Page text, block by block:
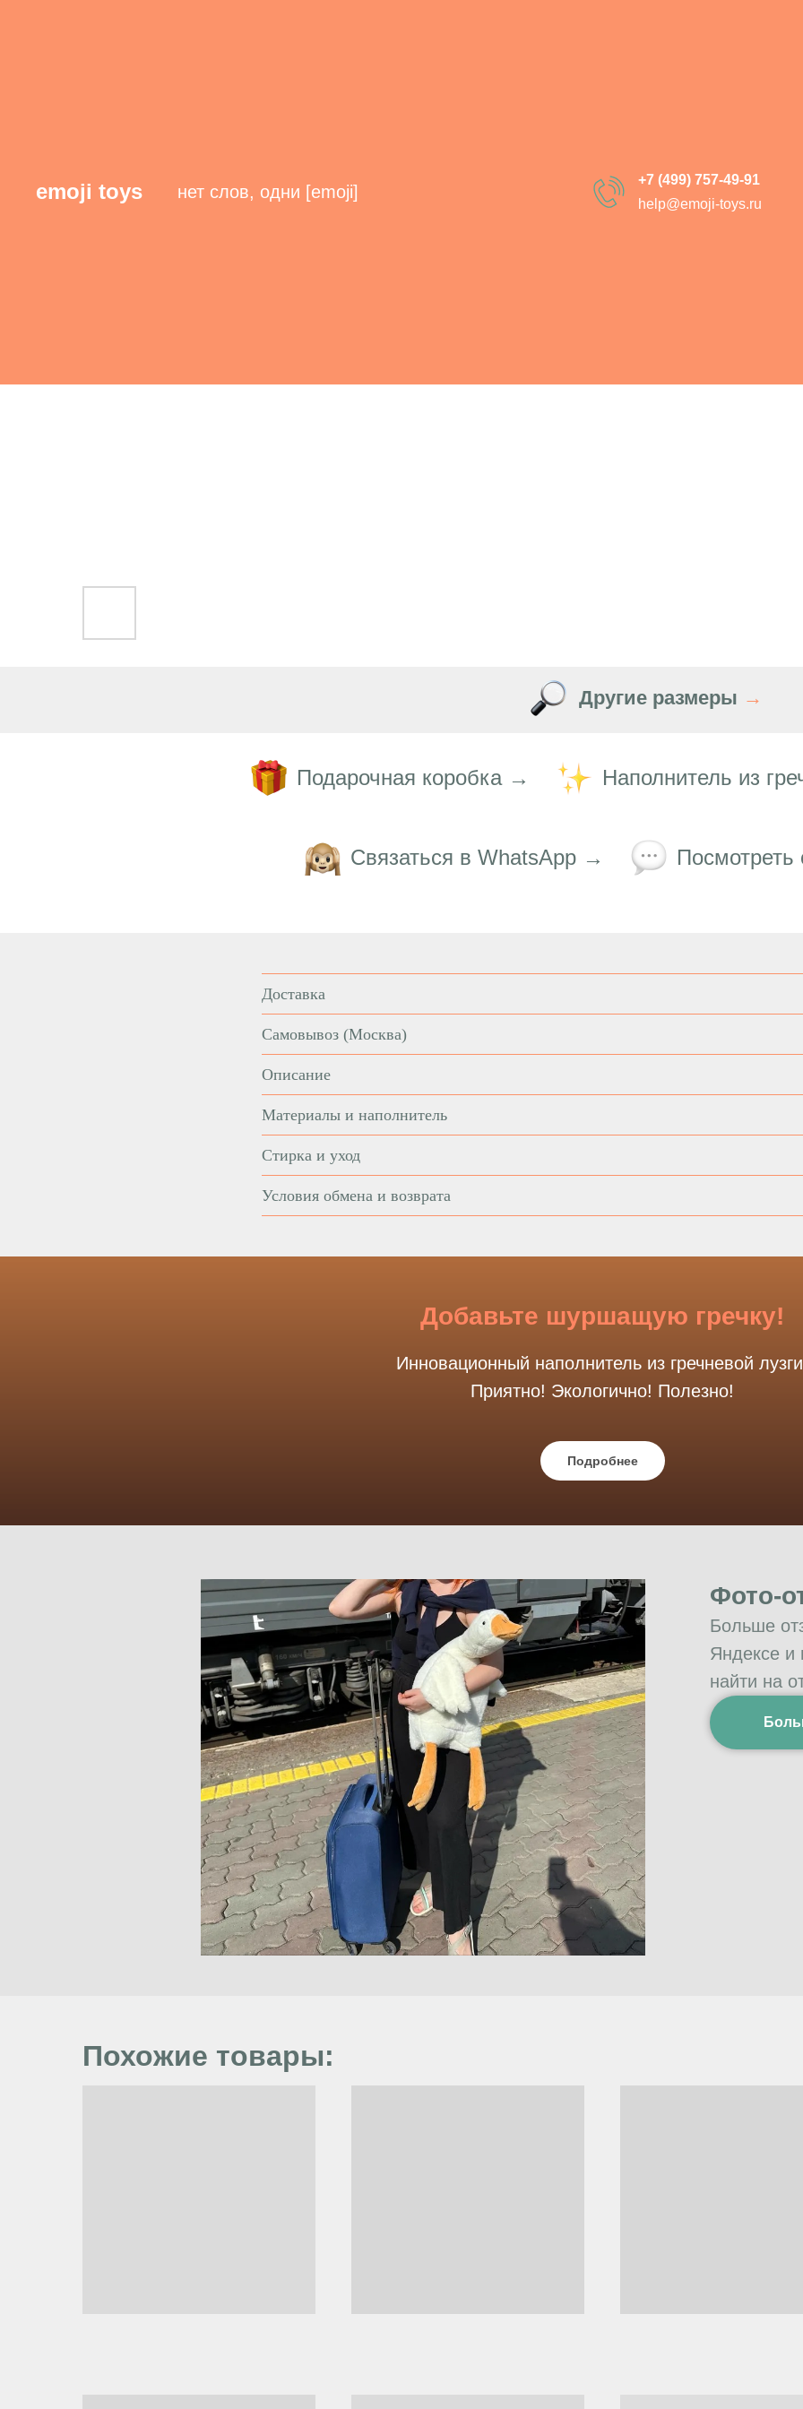
emoji toys нет слов, одни [emoji]
+7 (499) 757-49-91
help@emoji-toys.ru
1 290 р. 1 890
Другие размеры →
Подарочная коробка → Наполнитель из
Связаться в WhatsApp →
Доставка
Самовывоз (Москва)
Описание
Материалы и наполнитель
Стирка и уход
Условия обмена и возврата
Добавьте шуршащую гречку!
Инновационный наполнитель из гречневой
Приятно! Экологично! Полезно!
Подробнее
Фото-
Больше
Яндексе и
найти на
Похожие товары: